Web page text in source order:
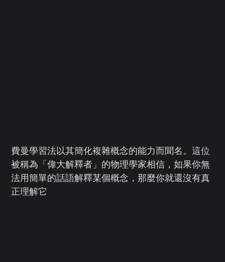
費曼學習法以其簡化複雜概念的能力而聞名。這位
被稱為「偉大解釋者」的物理學家相信，如果你無
法用簡單的話語解釋某個概念，那麼你就還沒有真
正理解它